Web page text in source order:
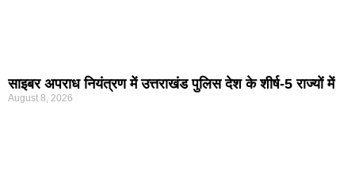
साइबर अपराध नियंत्रण में उत्तराखंड पुलिस देश के शीर्ष-5 राज्यों में
August 8, 2026